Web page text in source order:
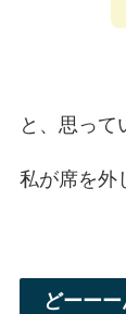
と、思って
私が席を外
どーーー